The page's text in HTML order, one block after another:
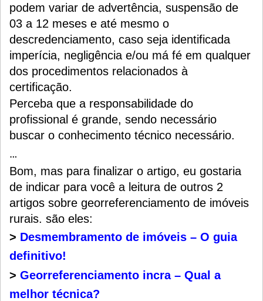
podem variar de advertência, suspensão de
03 a 12 meses e até mesmo o
descredenciamento, caso seja identificada
imperícia, negligência e/ou má fé em qualquer
dos procedimentos relacionados à
certificação.
Perceba que a responsabilidade do
profissional é grande, sendo necessário
buscar o conhecimento técnico necessário.
…
Bom, mas para finalizar o artigo, eu gostaria
de indicar para você a leitura de outros 2
artigos sobre georreferenciamento de imóveis
rurais. são eles:
> Desmembramento de imóveis – O guia
definitivo!
> Georreferenciamento incra – Qual a
melhor técnica?